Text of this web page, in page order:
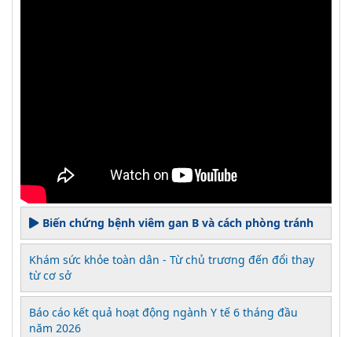
Biến chứng bệnh viêm gan B và cách phòng tránh
Khám sức khỏe toàn dân - Từ chủ trương đến đổi thay
từ cơ sở
Báo cáo kết quả hoạt động ngành Y tế 6 tháng đầu
năm 2026